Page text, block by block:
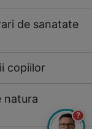
de sanatate
copiilor
natura
?